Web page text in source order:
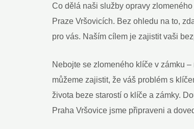
Co dělá naši služby opravy
Praze Vršovicích. Bez ohledu na to,
pro vás. Naším cílem je zajistit vaši
Nebojte se zlomeného klíče v zámku
můžeme zajistit, že váš problém s
života beze starostí o klíče a zámky.
Praha Vršovice jsme připraveni a